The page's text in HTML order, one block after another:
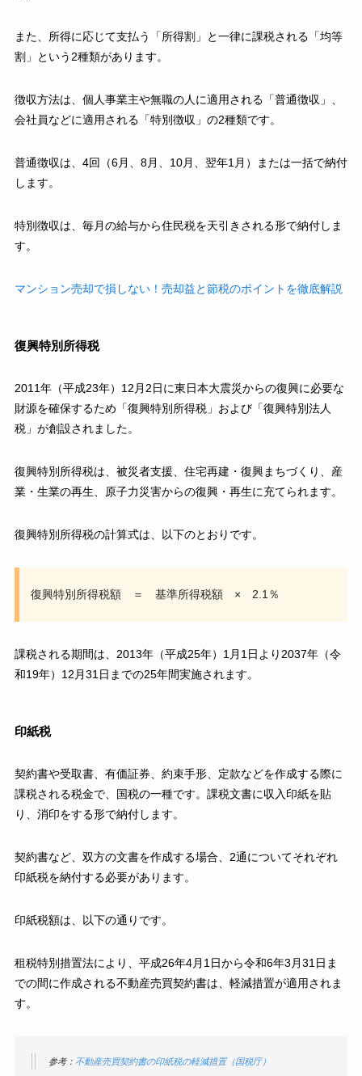
また、所得に応じて支払う「所得割」と一律に課税される「均等
割」という2種類があります。
徴収方法は、個人事業主や無職の人に適用される「普通徴収」、
会社員などに適用される「特別徴収」の2種類です。
普通徴収は、4回（6月、8月、10月、翌年1月）または一括で納付
します。
特別徴収は、毎月の給与から住民税を天引きされる形で納付しま
す。
マンション売却で損しない！売却益と節税のポイントを徹底解説
復興特別所得税
2011年（平成23年）12月2日に東日本大震災からの復興に必要な
財源を確保するため「復興特別所得税」および「復興特別法人
税」が創設されました。
復興特別所得税は、被災者支援、住宅再建・復興まちづくり、産
業・生業の再生、原子力災害からの復興・再生に充てられます。
復興特別所得税の計算式は、以下のとおりです。
復興特別所得税額 ＝ 基準所得税額 × 2.1％
課税される期間は、2013年（平成25年）1月1日より2037年（令
和19年）12月31日までの25年間実施されます。
印紙税
契約書や受取書、有価証券、約束手形、定款などを作成する際に
課税される税金で、国税の一種です。課税文書に収入印紙を貼
り、消印をする形で納付します。
契約書など、双方の文書を作成する場合、2通についてそれぞれ
印紙税を納付する必要があります。
印紙税額は、以下の通りです。
租税特別措置法により、平成26年4月1日から令和6年3月31日ま
での間に作成される不動産売買契約書は、軽減措置が適用されま
す。
参考： 不動産売買契約書の印紙税の軽減措置（国税庁）